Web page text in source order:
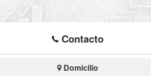
Contacto
Domicilio